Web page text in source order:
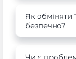
Як обміняти
безпечно?
Чи є